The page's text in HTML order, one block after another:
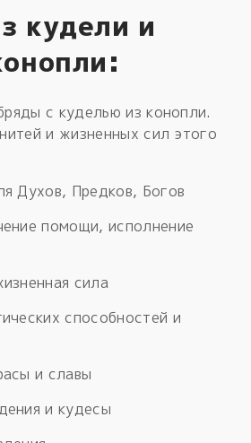
кудели и
с куделью из конопли.
и жизненных сил этого
Духов, Предков, Богов
помощи, исполнение
сила
способностей и
и славы
и кудесы